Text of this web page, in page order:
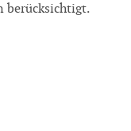
berücksichtigt.